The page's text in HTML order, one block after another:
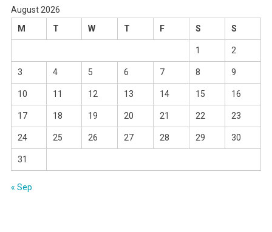
August 2026
M
T W T F S S
1 2
3 4 5 6 7 8 9
10 11 12 13 14 15 16
17 18 19 20 21 22 23
24 25 26 27 28 29 30
31
« Sep